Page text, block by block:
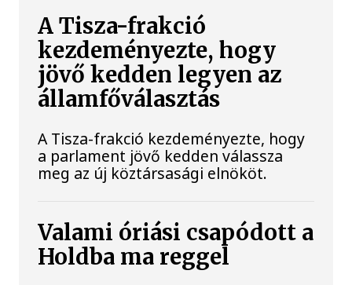
A Tisza-frakció
kezdeményezte, hogy
jövő kedden legyen az
államfőválasztás
A Tisza-frakció kezdeményezte, hogy
a parlament jövő kedden válassza
meg az új köztársasági elnököt.
Valami óriási csapódott a
Holdba ma reggel